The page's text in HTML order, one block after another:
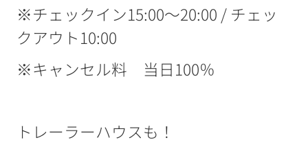
※チェックイン15:00～20:00 / チェッ
クアウト10:00
※キャンセル料 当日100％
トレーラーハウスも！